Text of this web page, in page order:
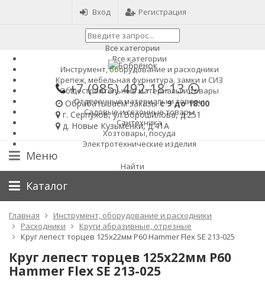
Вход Регистрация
Все категории
Все категории
Инструмент, оборудование и расходники
Крепеж, мебельная фурнитура, замки и СИЗ
Общестроительные материалы и товары
Отделочные материалы и товары
Садовые и сезонные товары
Сантехника
Хозтовары, посуда
Электротехнические изделия
Найти
+7 (985)492-18-13
Обрабатываем заказыс 9 до 18:00
г. Серпухов, ул.Ворошилова, д.251
д. Новые Кузьменки, д.41А
Меню
Каталог
Главная
Инструмент, оборудование и расходники
Расходники
Круги абразивные, отрезные
Круг лепест торцев 125х22мм Р60 Hammer Flex SE 213-025
Круг лепест торцев 125х22мм Р60
Hammer Flex SE 213-025